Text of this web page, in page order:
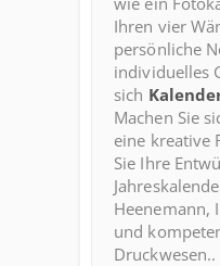
Ihren vier
persönliche
individuelles
sich
Machen Sie
eine kreative
Sie Ihre
Heenemann,
und
Druckwesen..